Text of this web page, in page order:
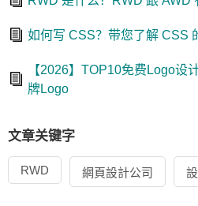
如何写 CSS？带您了解 CSS
【2026】TOP10免费Logo设
牌Logo
文章关键字
RWD 網頁設計公司